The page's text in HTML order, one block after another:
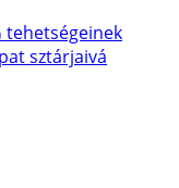
tehetségeinek
sztárjaivá